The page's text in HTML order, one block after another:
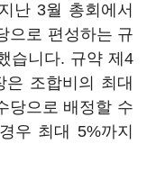
난 3월 총회에서
으로 편성하는 규
습니다. 규약 제4
조합비의 최대
당으로 배정할 수
우 최대 5%까지